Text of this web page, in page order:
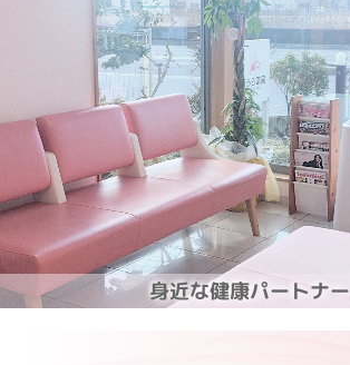
身近な健康パートナー